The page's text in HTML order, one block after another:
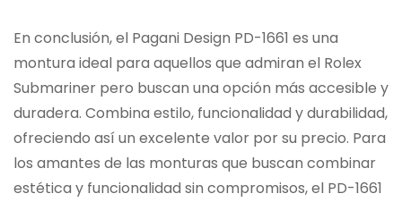
En conclusión, el Pagani Design PD-1661 es una
montura ideal para aquellos que admiran el Rolex
Submariner pero buscan una opción más accesible y
duradera. Combina estilo, funcionalidad y durabilidad,
ofreciendo así un excelente valor por su precio. Para
los amantes de las monturas que buscan combinar
estética y funcionalidad sin compromisos, el PD-1661